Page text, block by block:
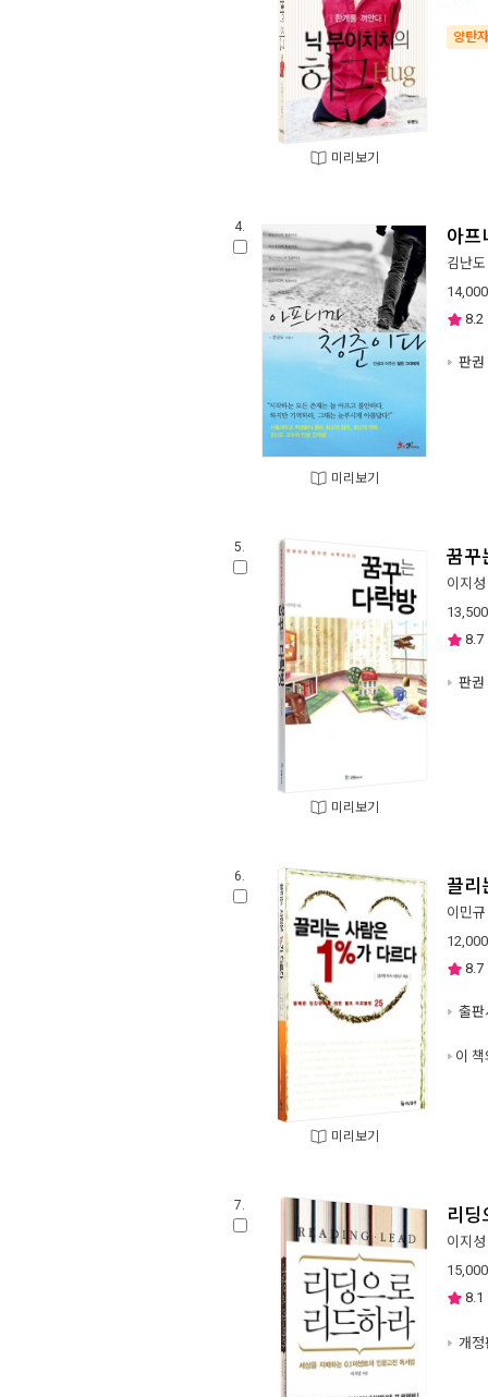
미리보기
양탄
4.
미리보기
아프
김난도
14,000
8.2
판권
5.
미리보기
꿈꾸
이지성
13,500
8.7
판권
6.
미리보기
끌리
이민규
12,000
8.7
출판
이
7. 리딩
이지성
15,000
8.1
개정